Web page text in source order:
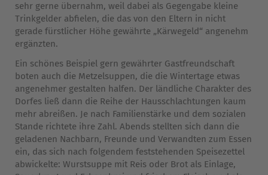
sehr gerne übernahm, weil dabei als Gegengabe kleine
Trinkgelder abfielen, die das von den Eltern in nicht
gerade fürstlicher Höhe gewährte „Kärwegeld“ angenehm
ergänzten.
Ein schönes Beispiel gern gewährter Gastfreundschaft
boten auch die Metzelsuppen, die die Wintertage etwas
angenehmer gestalten halfen. Der ländliche Charakter des
Dorfes ließ dann die Reihe der Hausschlachtungen kaum
mehr abreißen. Je nach Familienstärke und dem sozialen
Stande richtete ihre Zahl. Abends stellten sich dann die
geladenen Nachbarn, Freunde und Verwandten zum Essen
ein, das sich nach folgendem feststehenden Speisezettel
abwickelte: Wurstsuppe mit Reis oder Brot als Einlage,